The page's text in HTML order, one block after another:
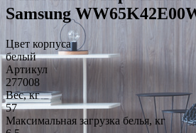
Samsung
Цвет корпуса
белый
Артикул
277008
Вес, кг
57
Максимальная загрузка белья, кг